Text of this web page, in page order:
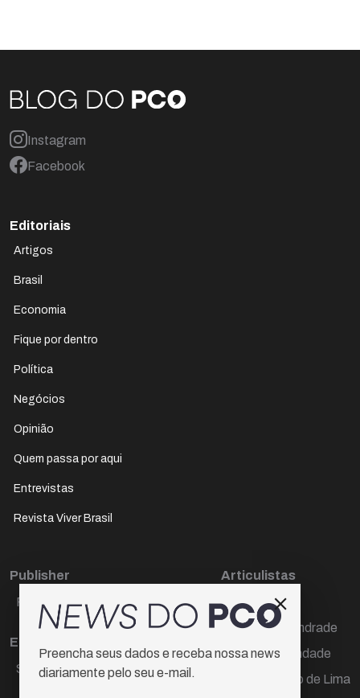
Instagram
Facebook
Editoriais
Artigos
Brasil
Economia
Fique por dentro
Política
Negócios
Opinião
Quem passa por aqui
Entrevistas
Revista Viver Brasil
Publisher
Paulo Cesar de Oliveira
Editora Chefe
Sueli Cotta
Articulistas
Décio Freire
Dr Marcos Andrade
Hamilton Trindade
Igor Carvalho de Lima
Preencha seus dados e receba nossa news
diariamente pelo seu e-mail.